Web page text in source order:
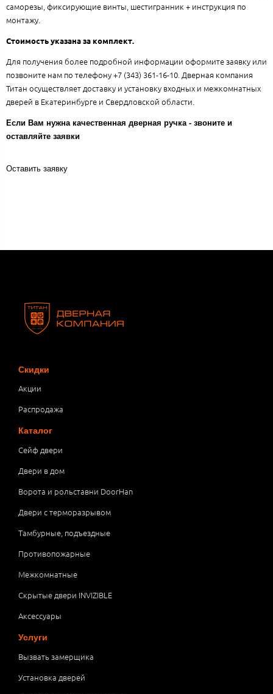
саморезы, фиксирующие винты, шестигранник + инструкция по
монтажу.
Стоимость указана за комплект.
Для получения более подробной информации оформите заявку или
позвоните нам по телефону +7 (343) 361-16-10. Дверная компания
Титан осуществляет доставку и установку входных и межкомнатных
дверей в Екатеринбурге и Свердловской области.
Если Вам нужна качественная дверная ручка - звоните и
оставляйте заявки
Оставить заявку
Скидки
Акции
Распродажа
Каталог
Сейф двери
Двери в дом
Ворота и рольставни DoorHan
Двери с терморазрывом
Тамбурные, подъездные
Противопожарные
Межкомнатные
Скрытые двери INVIZIBLE
Аксессуары
Услуги
Вызвать замерщика
Установка дверей